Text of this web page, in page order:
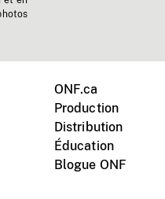
ONF.ca
Production
Distribution
Éducation
Blogue ONF